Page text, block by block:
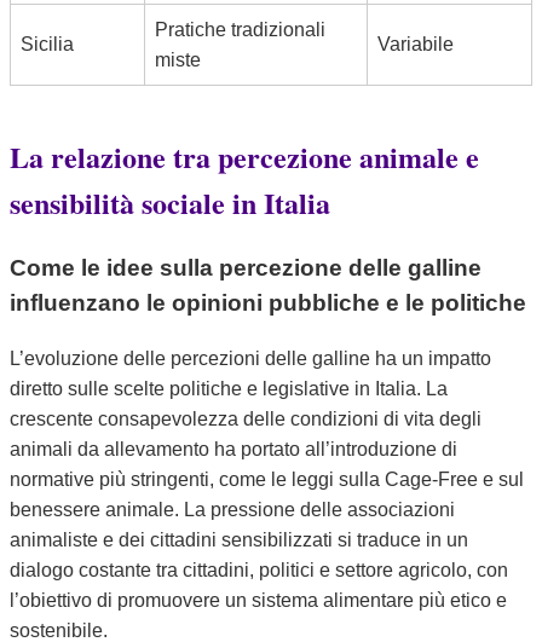
Sicilia
Pratiche tradizionali
miste
Variabile
La relazione tra percezione animale e
sensibilità sociale in Italia
Come le idee sulla percezione delle galline
influenzano le opinioni pubbliche e le politiche
L’evoluzione delle percezioni delle galline ha un impatto
diretto sulle scelte politiche e legislative in Italia. La
crescente consapevolezza delle condizioni di vita degli
animali da allevamento ha portato all’introduzione di
normative più stringenti, come le leggi sulla Cage-Free e sul
benessere animale. La pressione delle associazioni
animaliste e dei cittadini sensibilizzati si traduce in un
dialogo costante tra cittadini, politici e settore agricolo, con
l’obiettivo di promuovere un sistema alimentare più etico e
sostenibile.